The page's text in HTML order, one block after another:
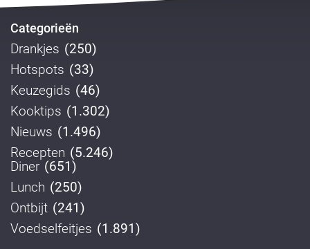
Categorieën
Drankjes (250)
Hotspots (33)
Keuzegids (46)
Kooktips (1.302)
Nieuws (1.496)
Recepten (5.246)
Diner (651)
Lunch (250)
Ontbijt (241)
Voedselfeitjes (1.891)